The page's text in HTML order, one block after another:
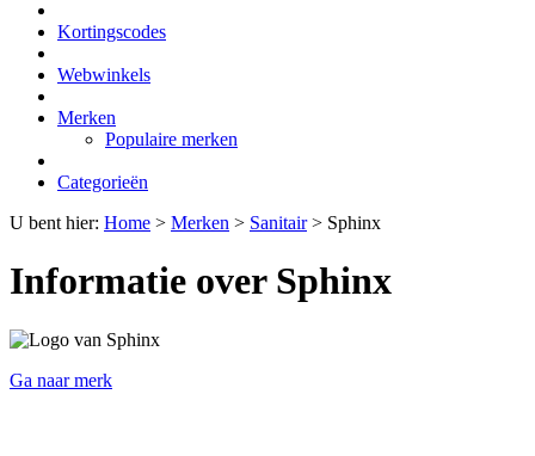
Kortingscodes
Webwinkels
Merken
Populaire merken
Categorieën
U bent hier: Home > Merken > Sanitair> Sphinx
Informatie over Sphinx
Ga naar merk